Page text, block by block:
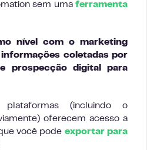
sem uma ferramenta
nível com o marketing
coletadas por
prospecção digital para
(incluindo o
oferecem acesso a
você pode exportar para